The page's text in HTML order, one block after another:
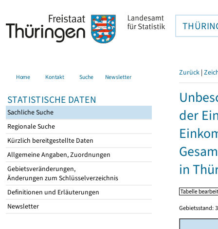
Home Kontakt Suche Newsletter
STATISTISCHE DATEN
Sachliche Suche
Regionale Suche
Kürzlich bereitgestellte Daten
Allgemeine Angaben, Zuordnungen
Gebietsveränderungen,
Änderungen zum Schlüsselverzeichnis
Definitionen und Erläuterungen
Newsletter
Zurück |
der
in
Gebietsstand: